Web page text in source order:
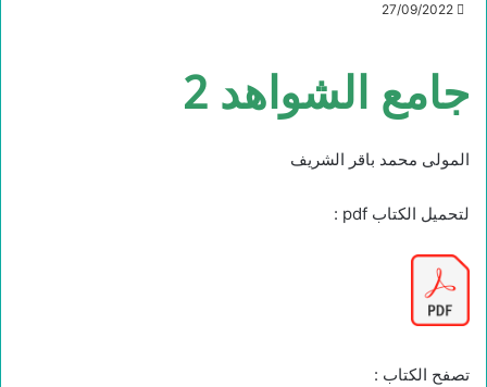
27/09/2022
جامع الشواهد 2
المولى محمد باقر الشريف
لتحميل الكتاب pdf :
تصفح الكتاب :